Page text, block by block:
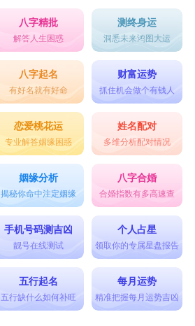
八字精批
解答人生困惑
测终身运
洞悉未来鸿图大运
八字起名
有好名就有好命
财富运势
抓住机会做个有钱人
恋爱桃花运
专业解答姻缘困惑
姓名配对
多维分析配对情况
姻缘分析
揭秘你命中注定姻缘
八字合婚
合婚指数有多高速查
手机号码测吉凶
靓号在线测试
个人占星
领取你的专属星盘报告
五行起名
五行缺什么如何补旺
每月运势
精准把握每月运势吉凶